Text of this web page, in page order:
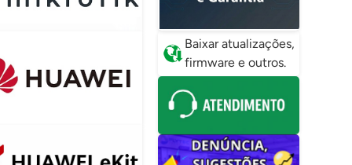
Baixar atualizações,
firmware e outros.